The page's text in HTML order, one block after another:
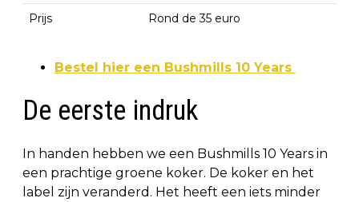
Prijs Rond de 35 euro
Bestel hier een Bushmills 10 Years
De eerste indruk
In handen hebben we een Bushmills 10 Years in
een prachtige groene koker. De koker en het
label zijn veranderd. Het heeft een iets minder